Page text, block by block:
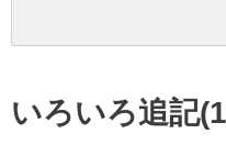
いろいろ追記